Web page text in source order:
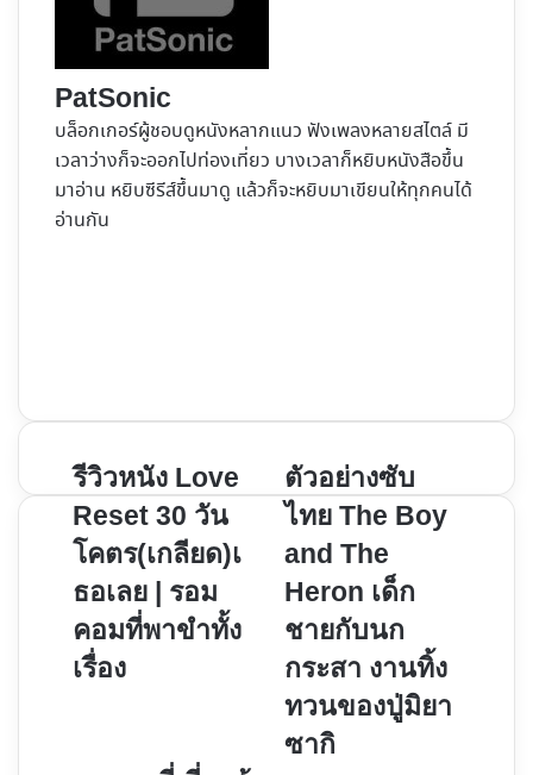
PatSonic
บล็อกเกอร์ผู้ชอบดูหนังหลากแนว ฟังเพลงหลายสไตล์ มี
เวลาว่างก็จะออกไปท่องเที่ยว บางเวลาก็หยิบหนังสือขึ้น
มาอ่าน หยิบซีรีส์ขึ้นมาดู แล้วก็จะหยิบมาเขียนให้ทุกคนได้
อ่านกัน
รีวิว
หนัง
Love
Reset
30
วัน
โคตร(เกลียด)เธอ
เลย
รีวิวหนัง Love
Reset 30 วัน
โคตร(เกลียด)เ
ธอเลย | รอม
คอมที่พาขำทั้ง
เรื่อง
ตัวอย่าง
ซับ
ไทย
The
Boy
and
Heron
เด็ก
ชาย
ตัวอย่างซับ
ไทย The Boy
and The
Heron เด็ก
ชายกับนก
กระสา งานทิ้ง
ทวนของปู่มิยา
ซากิ